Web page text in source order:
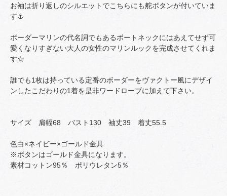
お袖は折り返しのシルエットでこちらにも舵ボタンが付いていま
す⚓️
ボーダーマリンの代名詞でもあるボートネックにはあえてせず可
愛くなりすぎない大人の女性のマリンルックを完成させてくれま
す☆
誰でも1枚は持っている定番のボーダーをヴァクトー風にデザイ
ンしたこだわりの1着を是非ワードローブに加えて下さい。
サイズ 肩幅68 バスト130 袖丈39 着丈55.5
色白×ネイビー×ゴールド金具
※ボタンはゴールド金具になります。
素材コットン95％ ポリウレタン5％